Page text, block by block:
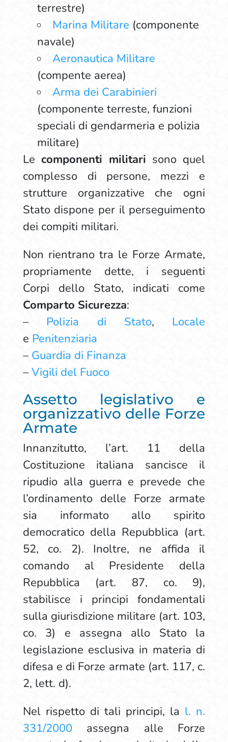
terrestre)
Marina Militare (componente
navale)
Aeronautica Militare
(compente aerea)
Arma dei Carabinieri
(componente terreste, funzioni
speciali di gendarmeria e polizia
militare)
Lecomponenti militari sono quel
complesso di persone, mezzi e
strutture organizzative che ogni
Stato dispone per il perseguimento
dei compiti militari.
Non rientrano tra le Forze Armate,
propriamente dette, i seguenti
Corpi dello Stato, indicati come
Comparto Sicurezza:
– Polizia di Stato, Locale
e Penitenziaria
– Guardia di Finanza
– Vigili del Fuoco
Assetto legislativo e
organizzativo delle Forze
Armate
Innanzitutto, l’art. 11 della
Costituzione italiana sancisce il
ripudio alla guerra e prevede che
l’ordinamento delle Forze armate
sia informato allo spirito
democratico della Repubblica (art.
52, co. 2). Inoltre, ne affida il
comando al Presidente della
Repubblica (art. 87, co. 9),
stabilisce i principi fondamentali
sulla giurisdizione militare (art. 103,
co. 3) e assegna allo Stato la
legislazione esclusiva in materia di
difesa e di Forze armate (art. 117, c.
2, lett. d).
Nel rispetto di tali principi, la l. n.
331/2000 assegna alle Forze